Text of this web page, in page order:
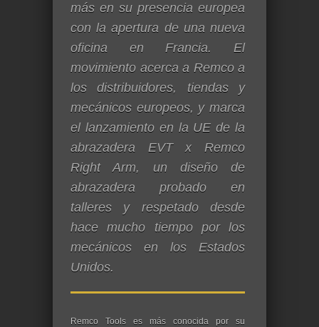
más en su presencia europea
con la apertura de una nueva
oficina en Francia. El
movimiento acerca a Remco a
los distribuidores, tiendas y
mecánicos europeos, y marca
el lanzamiento en la UE de la
abrazadera EVT x Remco
Right Arm, un diseño de
abrazadera probado en
talleres y respetado desde
hace mucho tiempo por los
mecánicos en los Estados
Unidos.
Remco Tools es más conocida por su